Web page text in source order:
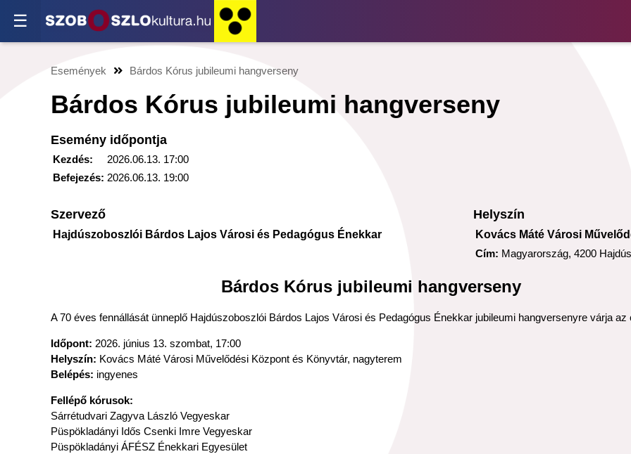
☰
Események Bárdos Kórus jubileumi hangverseny
Bárdos Kórus jubileumi hangverseny
Esemény időpontja
Kezdés:
2026.06.13. 17:00
Befejezés: 2026.06.13. 19:00
Szervező
Hajdúszoboszlói Bárdos Lajos Városi és Pedagógus Énekkar
Helyszín
Kovács Máté Városi
Cím: Magyarország, 4200
Bárdos Kórus jubileumi hangverseny
A 70 éves fennállását ünneplő Hajdúszoboszlói Bárdos Lajos Városi és Pedagógus Énekkar jubileumi hangversenyre várja az
Időpont: 2026. június 13. szombat, 17:00
Helyszín: Kovács Máté Városi Művelődési Központ és Könyvtár, nagyterem
Belépés: ingyenes
Fellépő kórusok:
Sárrétudvari Zagyva László Vegyeskar
Püspökladányi Idős Csenki Imre Vegyeskar
Püspökladányi ÁFÉSZ Énekkari Egyesület